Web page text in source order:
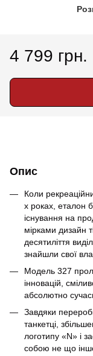
4 799 грн.
Опис
Коли
х роках, еталон
існування на
мірками дизайн
десятиліття
знайшли свої
Модель 327
інновацій,
абсолютно
Завдяки
танкетці,
логотипу «N» і
собою не що